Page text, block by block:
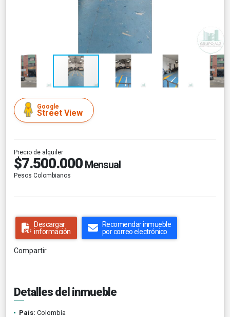
Google
Street View
Precio de alquiler
$7.500.000 Mensual
Pesos Colombianos
Descargar
información
Recomendar inmueble
por correo electrónico
Compartir
Detalles del inmueble
País: Colombia